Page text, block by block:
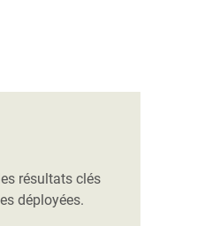
résultats clés
déployées.